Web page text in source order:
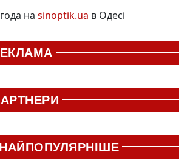
на sinoptik.ua в Одесі
НАЙПОПУЛЯРНІШЕ